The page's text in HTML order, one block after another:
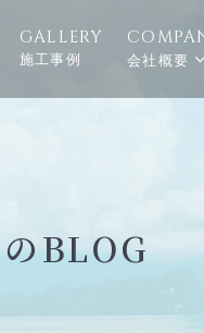
GALLERY
施工事例 会社概要
BLOG